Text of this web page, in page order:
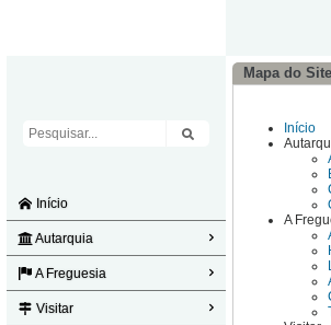
Início
Autarquia
A Freguesia
Visitar
Mapa do Site
Início
A